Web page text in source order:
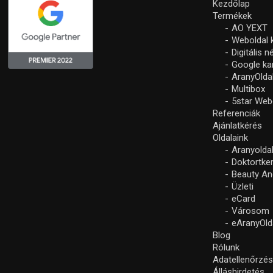
Kezdőlap
Termékek
AO YEXT
Weboldal
Digitális
Google
Multibox
5star
Referenciák
Ajánlatkérés
Oldalaink
Beauty
Üzleti
eCard
Városom
Blog
Rólunk
Adatellenőrzés